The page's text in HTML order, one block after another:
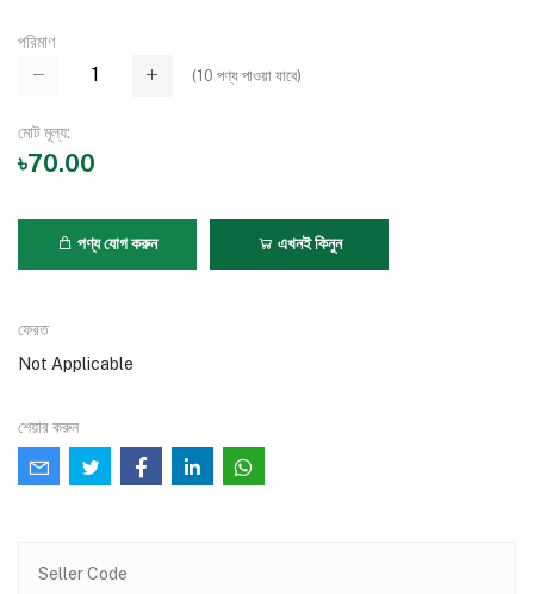
পরিমাণ
(10 পণ্য পাওয়া যাবে)
মোট মূল্য:
৳70.00
পণ্য যোগ করুন এখনই কিনুন
ফেরত
Not Applicable
শেয়ার করুন
Seller Code